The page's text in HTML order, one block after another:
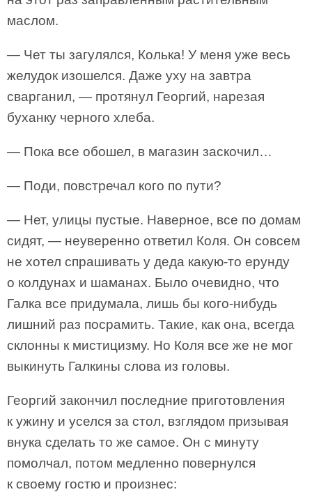
маслом.
— Чет ты загулялся, Колька! У меня уже весь
желудок изошелся. Даже уху на завтра
сварганил, — протянул Георгий, нарезая
буханку черного хлеба.
— Пока все обошел, в магазин заскочил…
— Поди, повстречал кого по пути?
— Нет, улицы пустые. Наверное, все по домам
сидят, — неуверенно ответил Коля. Он совсем
не хотел спрашивать у деда какую-то ерунду
о колдунах и шаманах. Было очевидно, что
Галка все придумала, лишь бы кого-нибудь
лишний раз посрамить. Такие, как она, всегда
склонны к мистицизму. Но Коля все же не мог
выкинуть Галкины слова из головы.
Георгий закончил последние приготовления
к ужину и уселся за стол, взглядом призывая
внука сделать то же самое. Он с минуту
помолчал, потом медленно повернулся
к своему гостю и произнес: